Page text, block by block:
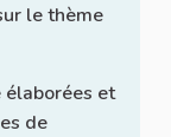
le thème
et
de